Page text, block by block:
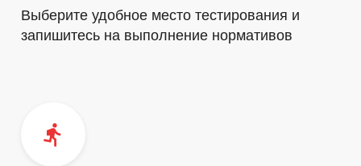
Выберите удобное место тестирования и
запишитесь на выполнение нормативов